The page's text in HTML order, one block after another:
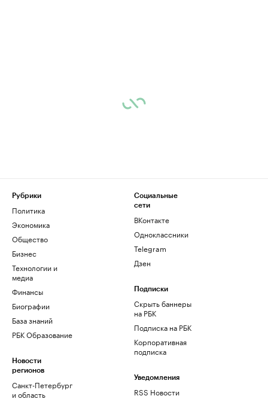
Рубрики
Политика
Экономика
Общество
Бизнес
Технологии и
медиа
Финансы
Биографии
База знаний
РБК Образование
Новости
регионов
Санкт-Петербург
и область
Социальные
сети
ВКонтакте
Одноклассники
Telegram
Дзен
Подписки
Скрыть баннеры
на РБК
Подписка на РБК
Корпоративная
подписка
Уведомления
RSS Новости